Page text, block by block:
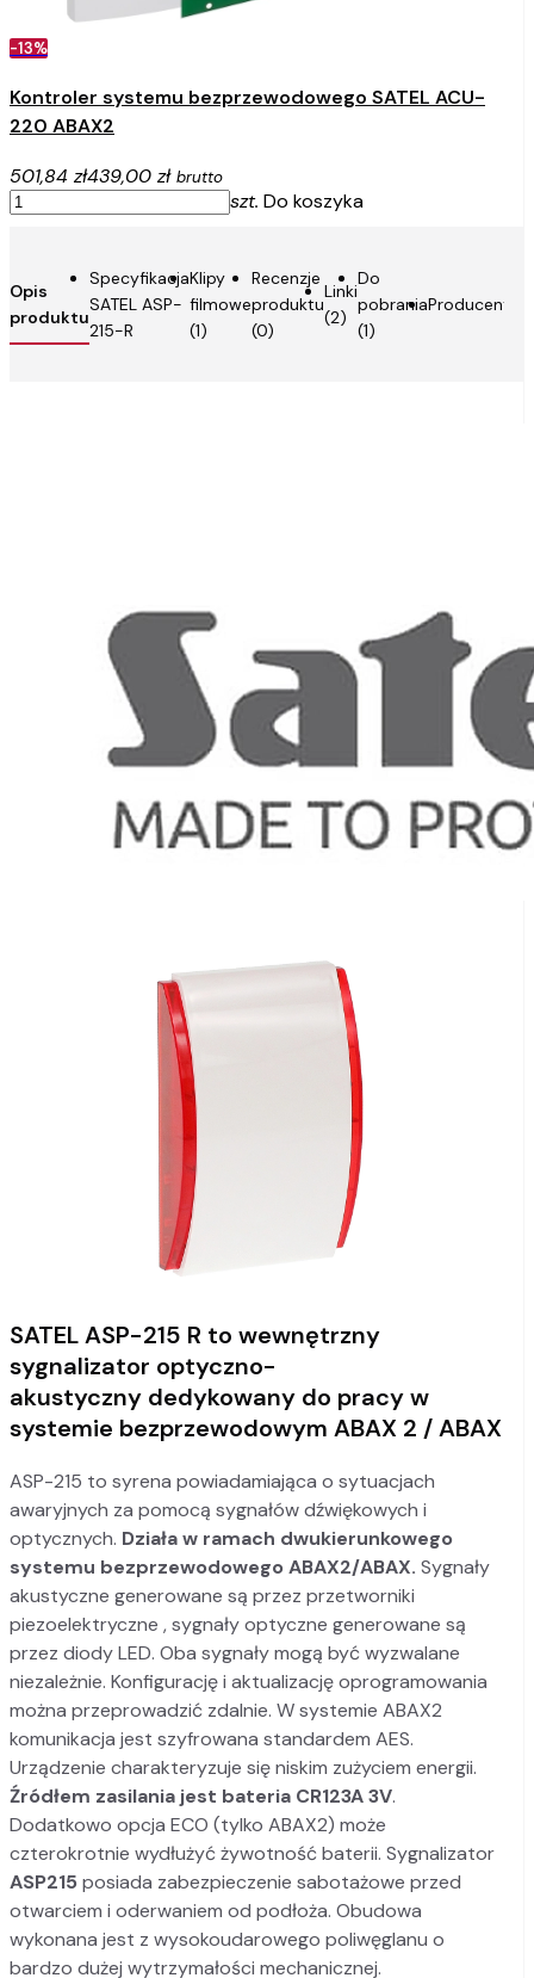
-13%
Kontroler systemu bezprzewodowego SATEL ACU-
220 ABAX2
501,84 zł439,00 zł brutto
szt. Do koszyka
Opis
produktu
Linki
(2)
Do
pobrania
(1)
Specyfikacja
SATEL ASP-
215-R
Producent
Klipy
filmowe
(1)
Recenzje
produktu
(0)
SATEL ASP-215 R to wewnętrzny
sygnalizator optyczno-
akustyczny dedykowany do pracy w
systemie bezprzewodowym ABAX 2 / ABAX
ASP-215 to syrena powiadamiająca o sytuacjach
awaryjnych za pomocą sygnałów dźwiękowych i
optycznych. Działa w ramach dwukierunkowego
systemu bezprzewodowego ABAX2/ABAX. Sygnały
akustyczne generowane są przez przetworniki
piezoelektryczne , sygnały optyczne generowane są
przez diody LED. Oba sygnały mogą być wyzwalane
niezależnie. Konfigurację i aktualizację oprogramowania
można przeprowadzić zdalnie. W systemie ABAX2
komunikacja jest szyfrowana standardem AES.
Urządzenie charakteryzuje się niskim zużyciem energii.
Źródłem zasilania jest bateria CR123A 3V.
Dodatkowo opcja ECO (tylko ABAX2) może
czterokrotnie wydłużyć żywotność baterii. Sygnalizator
ASP215 posiada zabezpieczenie sabotażowe przed
otwarciem i oderwaniem od podłoża. Obudowa
wykonana jest z wysokoudarowego poliwęglanu o
bardzo dużej wytrzymałości mechanicznej.